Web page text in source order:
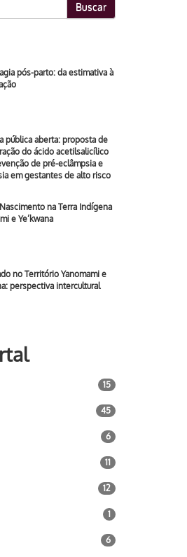
Buscar
pós-parto: da estimativa à
pública aberta: proposta de
do ácido acetilsalicílico
de pré-eclâmpsia e
em gestantes de alto risco
na Terra Indígena
e Ye’kwana
no Território Yanomami e
perspectiva intercultural
15
45
6
11
12
1
6